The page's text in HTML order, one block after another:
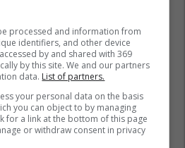
Pika E Morinit
processed and information from
identifiers, and other device
by and shared with 369
by this site. We and our partners
data. List of partners.
your personal data on the basis
you can object to by managing
for a link at the bottom of this page
or withdraw consent in privacy